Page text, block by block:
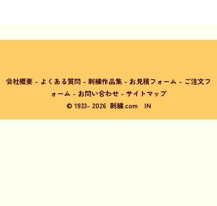
会社概要 - よくある質問 - 刺繍作品集 - お見積フォーム - ご注文フ
ォーム - お問い合わせ - サイトマップ
© 1933- 2026 刺繍.com IN